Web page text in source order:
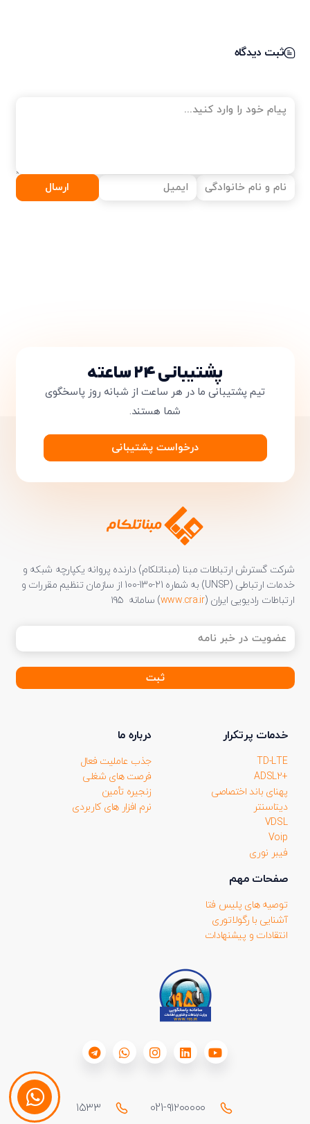
ثبت دیدگاه
ارسال
پشتیبانی ۲۴ ساعته
تیم پشتیبانی ما در هر ساعت از شبانه روز پاسخگوی
شما هستند.
درخواست پشتیبانی
شرکت گسترش ارتباطات مبنا (مبناتلکام) دارنده پروانه یکپارچه شبکه و
خدمات ارتباطی (UNSP) به شماره 21-130-100 از سازمان تنظیم مقررات و
ارتباطات رادیویی ایران (www.cra.ir) سامانه ۱۹۵
عضویت
در
خبر
نامه
خدمات پرتکرار
TD-LTE
+ADSL2
پهنای باند اختصاصی
دیتاسنتر
VDSL
Voip
فیبر نوری
درباره ما
جذب عاملیت فعال
فرصت های شغلی
زنجیره تأمین
نرم افزار های کاربردی
صفحات مهم
توصیه های پلیس فتا
آشنایی با رگولاتوری
انتقادات و پیشنهادات
021-۹۱۲۰۰۰۰۰ ۱۵۳۳